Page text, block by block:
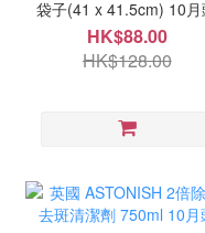
袋子(41 x 41.5cm) 10
HK$88.00
HK$128.00